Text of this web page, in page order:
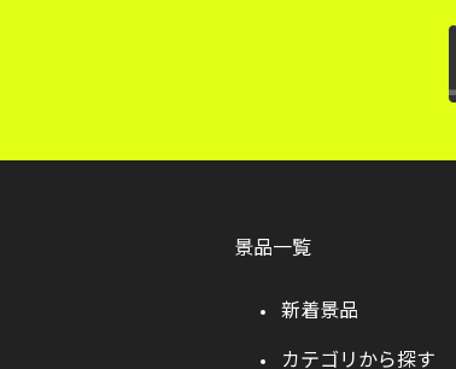
景品一覧
新着景品
カテゴリから探す